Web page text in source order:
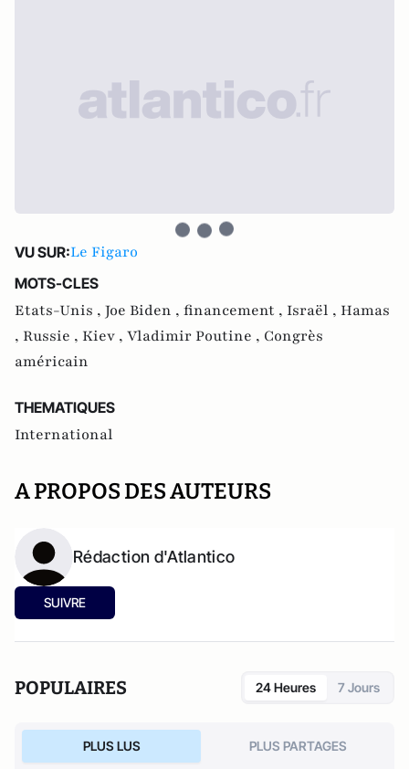
VU SUR:Le Figaro
MOTS-CLES
Etats-Unis , Joe Biden , financement , Israël , Hamas
, Russie , Kiev , Vladimir Poutine , Congrès
américain
THEMATIQUES
International
A PROPOS DES AUTEURS
Rédaction d'Atlantico
SUIVRE
POPULAIRES 24 Heures 7 Jours
PLUS LUS PLUS PARTAGES